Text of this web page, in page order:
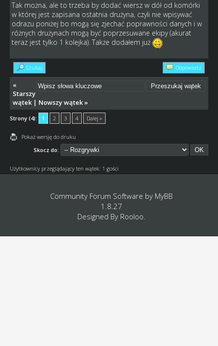
Tak można, ale to trzeba by dodać wiersz w dół od komórki
w której jest zapisana ostatnia drużyna, czyli nie wpisywać
odrazu poniżej bo mogą się zjechać poprawności danych i w
różnych drużynach mogą być poprzesuwane ekipy (akurat
teraz jest tylko 1 kolejka). Także dodałem już
Szukaj Odpowiedz
«
Starszy
wątek| Nowszy wątek»
Strony (4): 1 2 3 4 Dalej »
Pokaż wersję do druku
Skocz do:
Użytkownicy przeglądający ten wątek: 1 gości
Community Forum Software by MyBB
1.8.27
Designed By Rooloo.